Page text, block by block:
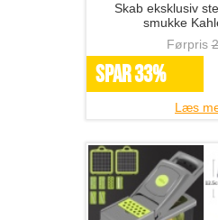
Skab eksklusiv
smukke
Førpris
SPAR 33%
Læs